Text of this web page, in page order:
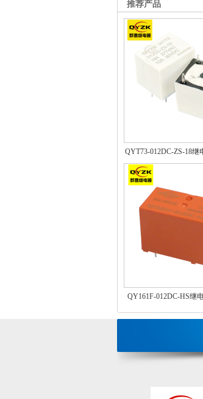
推荐产品
QYT73-012DC-ZS-18继
QY161F-012DC-HS继